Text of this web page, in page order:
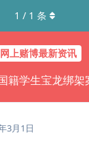
网上赌博最新资讯
籍学生宝龙绑架
1 / 1 条
3月1日